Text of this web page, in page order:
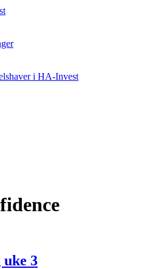
i HA-Invest
3